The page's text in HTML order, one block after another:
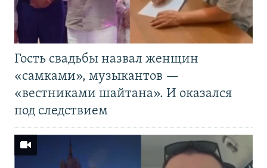
Гость свадьбы назвал женщин
«самками», музыкантов —
«вестниками шайтана». И оказался
под следствием